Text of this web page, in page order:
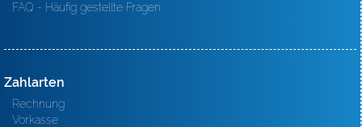
FAQ - Häufig gestellte Fragen
Zahlarten
Rechnung
Vorkasse